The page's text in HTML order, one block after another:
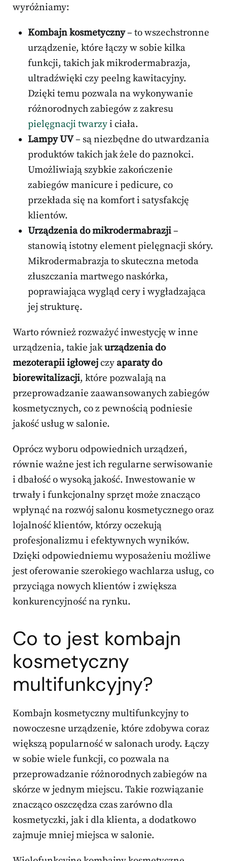
wyróżniamy:
Kombajn kosmetyczny– to wszechstronne
urządzenie, które łączy w sobie kilka
funkcji, takich jak mikrodermabrazja,
ultradźwięki czy peelng kawitacyjny.
Dzięki temu pozwala na wykonywanie
różnorodnych zabiegów z zakresu
pielęgnacji twarzyi ciała.
Lampy UV– są niezbędne do utwardzania
produktów takich jak żele do paznokci.
Umożliwiają szybkie zakończenie
zabiegów manicure i pedicure, co
przekłada się na komfort i satysfakcję
klientów.
Urządzenia do mikrodermabrazji–
stanowią istotny element pielęgnacji skóry.
Mikrodermabrazja to skuteczna metoda
złuszczania martwego naskórka,
poprawiająca wygląd cery i wygładzająca
jej strukturę.
Warto również rozważyć inwestycję w inne
urządzenia, takie jakurządzenia do
mezoterapii igłowejczyaparaty do
biorewitalizacji, które pozwalają na
przeprowadzanie zaawansowanych zabiegów
kosmetycznych, co z pewnością podniesie
jakość usług w salonie.
Oprócz wyboru odpowiednich urządzeń,
równie ważne jest ich regularne serwisowanie
i dbałość o wysoką jakość. Inwestowanie w
trwały i funkcjonalny sprzęt może znacząco
wpłynąć na rozwój salonu kosmetycznego oraz
lojalność klientów, którzy oczekują
profesjonalizmu i efektywnych wyników.
Dzięki odpowiedniemu wyposażeniu możliwe
jest oferowanie szerokiego wachlarza usług, co
przyciąga nowych klientów i zwiększa
konkurencyjność na rynku.
Co to jest kombajn
kosmetyczny
multifunkcyjny?
Kombajn kosmetyczny multifunkcyjny to
nowoczesne urządzenie, które zdobywa coraz
większą popularność w salonach urody. Łączy
w sobie wiele funkcji, co pozwala na
przeprowadzanie różnorodnych zabiegów na
skórze w jednym miejscu. Takie rozwiązanie
znacząco oszczędza czas zarówno dla
kosmetyczki, jak i dla klienta, a dodatkowo
zajmuje mniej miejsca w salonie.